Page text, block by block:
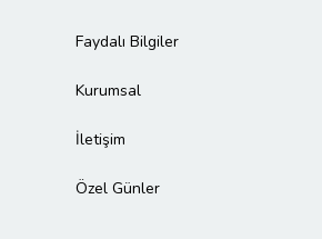
Faydalı Bilgiler
Kurumsal
İletişim
Özel Günler